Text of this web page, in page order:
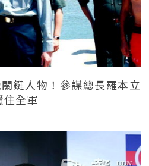
鍵人物！參謀總長羅本立
住全軍